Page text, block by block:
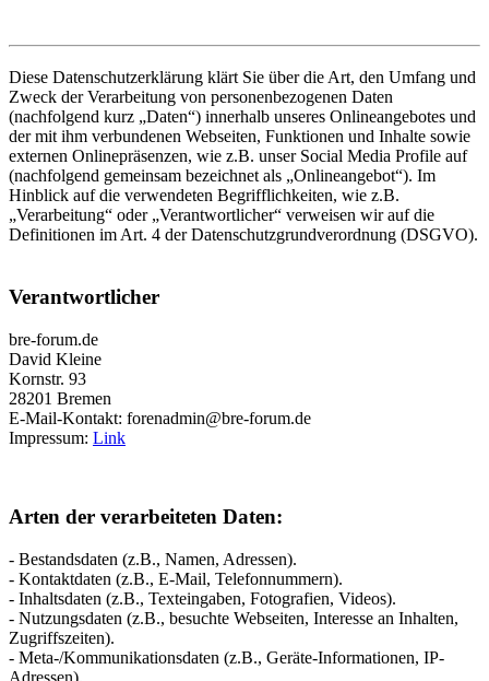
Diese Datenschutzerklärung klärt Sie über die Art, den Umfang und
Zweck der Verarbeitung von personenbezogenen Daten
(nachfolgend kurz „Daten“) innerhalb unseres Onlineangebotes und
der mit ihm verbundenen Webseiten, Funktionen und Inhalte sowie
externen Onlinepräsenzen, wie z.B. unser Social Media Profile auf
(nachfolgend gemeinsam bezeichnet als „Onlineangebot“). Im
Hinblick auf die verwendeten Begrifflichkeiten, wie z.B.
„Verarbeitung“ oder „Verantwortlicher“ verweisen wir auf die
Definitionen im Art. 4 der Datenschutzgrundverordnung (DSGVO).
Verantwortlicher
bre-forum.de
David Kleine
Kornstr. 93
28201 Bremen
E-Mail-Kontakt: forenadmin@bre-forum.de
Impressum: Link
Arten der verarbeiteten Daten:
- Bestandsdaten (z.B., Namen, Adressen).
- Kontaktdaten (z.B., E-Mail, Telefonnummern).
- Inhaltsdaten (z.B., Texteingaben, Fotografien, Videos).
- Nutzungsdaten (z.B., besuchte Webseiten, Interesse an Inhalten,
Zugriffszeiten).
- Meta-/Kommunikationsdaten (z.B., Geräte-Informationen, IP-
Adressen).